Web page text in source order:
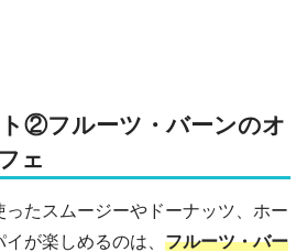
②フルーツ・バーンのオ
ェ
たスムージーやドーナッツ、ホー
が楽しめるのは、 フルーツ・バー